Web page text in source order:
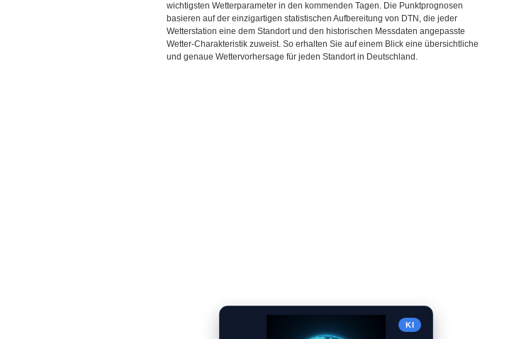
wichtigsten Wetterparameter in den kommenden Tagen. Die Punktprognosen
basieren auf der einzigartigen statistischen Aufbereitung von DTN, die jeder
Wetterstation eine dem Standort und den historischen Messdaten angepasste
Wetter-Charakteristik zuweist. So erhalten Sie auf einem Blick eine übersichtliche
und genaue Wettervorhersage für jeden Standort in Deutschland.
KI